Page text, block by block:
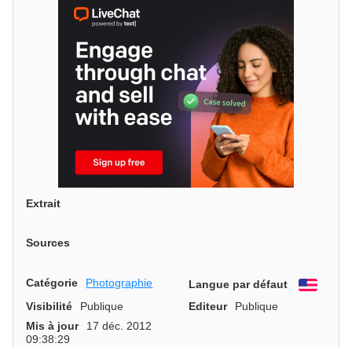
Extrait
Sources
Catégorie Photographie Langue par défaut
Visibilité
Publique Editeur
Publique
Mis à jour
17 déc. 2012
09:38:29